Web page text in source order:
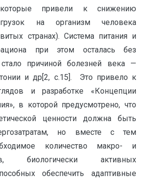
которые привели к снижению
на организм человека
странах). Система питания и
при этом осталась без
причиной болезней века —
и др[2, c.15]. Это привело к
и разработке «Концепции
в которой предусмотрено, что
ценности должна быть
но вместе с тем
количество макро- и
биологически активных
обеспечить адаптивные